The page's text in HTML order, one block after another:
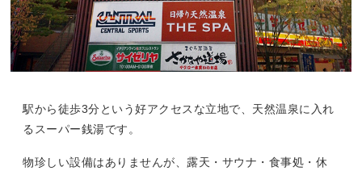
駅から徒歩3分という好アクセスな立地で、天然温泉に入れ
るスーパー銭湯です。
物珍しい設備はありませんが、露天・サウナ・食事処・休